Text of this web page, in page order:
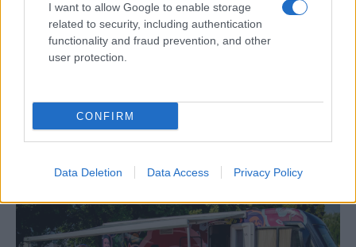
I want to allow Google to enable storage
related to security, including authentication
functionality and fraud prevention, and other
user protection.
CONFIRM
Data Deletion Data Access Privacy Policy